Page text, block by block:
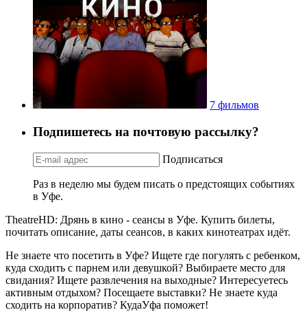
7 фильмов
Подпишетесь на почтовую рассылку?
Подписаться
Раз в неделю мы будем писать о предстоящих событиях
в Уфе.
TheatreHD: Дрянь в кино - сеансы в Уфе. Купить билеты,
почитать описание, даты сеансов, в каких кинотеатрах идёт.
Не знаете что посетить в Уфе? Ищете где погулять с ребенком,
куда сходить с парнем или девушкой? Выбираете место для
свидания? Ищете развлечения на выходные? Интересуетесь
активным отдыхом? Посещаете выставки? Не знаете куда
сходить на корпоратив? КудаУфа поможет!